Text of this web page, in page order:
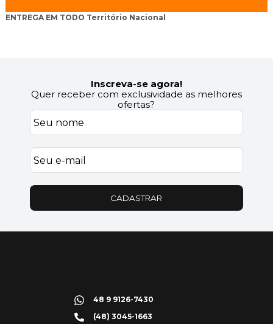
ENTREGA EM TODO Território Nacional
Inscreva-se agora!
Quer receber com exclusividade as melhores
ofertas?
CADASTRAR
48 9 9126-7430
(48) 3045-1663